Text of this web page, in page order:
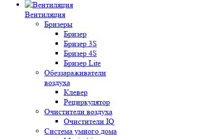
Вентиляция
Бризеры
Бризер
Бризер 3S
Бризер 4S
Бризер Lite
Обеззараживатели
воздуха
Клевер
Рециркулятор
Очистители воздуха
Очистители IQ
Система умного дома